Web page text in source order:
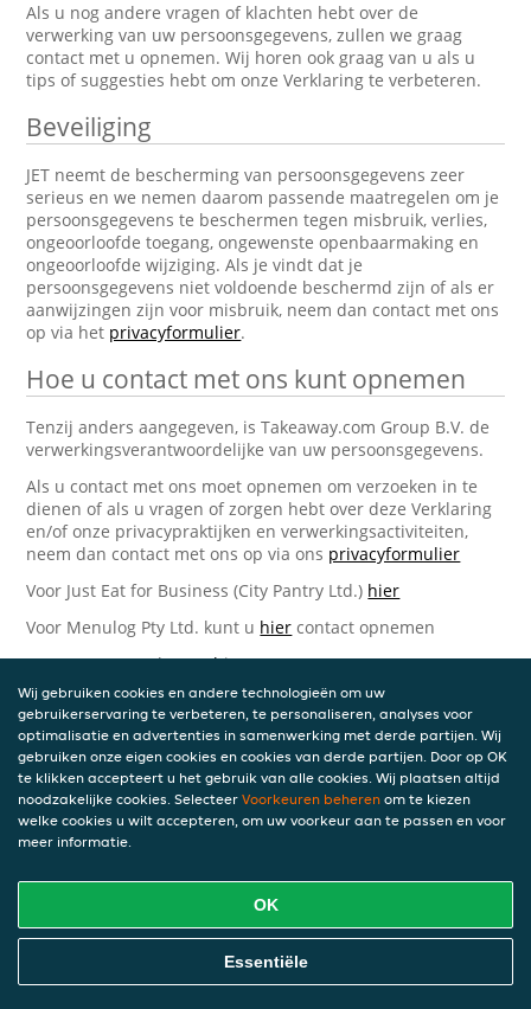
Als u nog andere vragen of klachten hebt over de
verwerking van uw persoonsgegevens, zullen we graag
contact met u opnemen. Wij horen ook graag van u als u
tips of suggesties hebt om onze Verklaring te verbeteren.
Beveiliging
JET neemt de bescherming van persoonsgegevens zeer
serieus en we nemen daarom passende maatregelen om je
persoonsgegevens te beschermen tegen misbruik, verlies,
ongeoorloofde toegang, ongewenste openbaarmaking en
ongeoorloofde wijziging. Als je vindt dat je
persoonsgegevens niet voldoende beschermd zijn of als er
aanwijzingen zijn voor misbruik, neem dan contact met ons
op via het privacyformulier.
Hoe u contact met ons kunt opnemen
Tenzij anders aangegeven, is Takeaway.com Group B.V. de
verwerkingsverantwoordelijke van uw persoonsgegevens.
Als u contact met ons moet opnemen om verzoeken in te
dienen of als u vragen of zorgen hebt over deze Verklaring
en/of onze privacypraktijken en verwerkingsactiviteiten,
neem dan contact met ons op via ons privacyformulier
Voor Just Eat for Business (City Pantry Ltd.) hier
Voor Menulog Pty Ltd. kunt u hier contact opnemen
Voor Just Eat UK kunt uhiercontact opnemen
Voor Takeaway.com Group B.V.hier
Just Eat Takeaway.com Data Protection Officer -
Takeaway.com Group B.V.
Piet Heinkade 61
1019 GM Amsterdam
Nederland
Bijgewerkte versies van deze
Privacyverklaring
Wij gebruiken cookies en andere technologieën om uw
gebruikerservaring te verbeteren, te personaliseren, analyses voor
optimalisatie en advertenties in samenwerking met derde partijen. Wij
gebruiken onze eigen cookies en cookies van derde partijen. Door op OK
te klikken accepteert u het gebruik van alle cookies. Wij plaatsen altijd
noodzakelijke cookies. Selecteer Voorkeuren beheren om te kiezen
welke cookies u wilt accepteren, om uw voorkeur aan te passen en voor
meer informatie.
OK
Essentiële